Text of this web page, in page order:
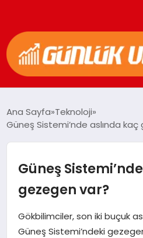
GÜNDEM
YAŞAM
EĞITIM
EKONOMI
Ana Sayfa Teknoloji
Güneş Sistemi’nde aslında
Güneş
gezegen var?
Gökbilimciler, son iki buçuk
Güneş Sistemi’ndeki